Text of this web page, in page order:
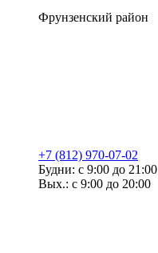
Фрунзенский район
+7 (812) 970-07-02
Будни: с 9:00 до 21:00
Вых.: с 9:00 до 20:00